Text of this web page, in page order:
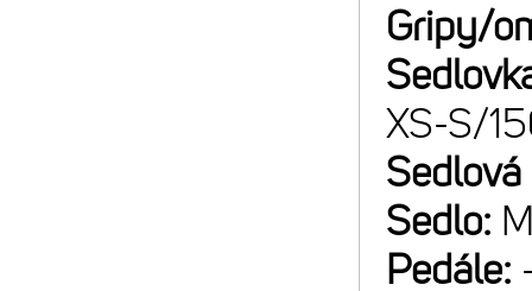
Gripy/
XS-S/
Sedlo:
Pedále: